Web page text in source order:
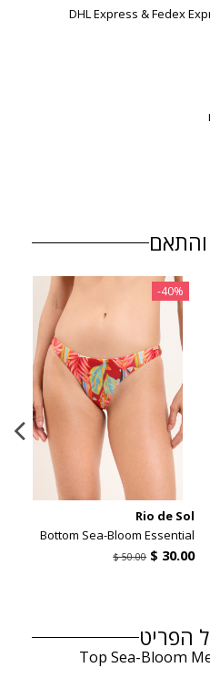
‎-40%
Rio de Sol
Bottom Sea-Bloom Essential
‏30.00 $
‏50.00 $
הפריט